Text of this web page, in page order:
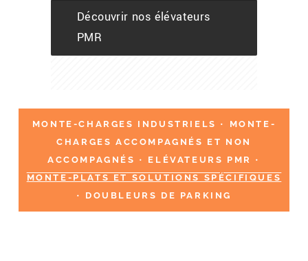
Découvrir nos élévateurs
PMR
MONTE-CHARGES INDUSTRIELS • MONTE-
CHARGES ACCOMPAGNÉS ET NON
ACCOMPAGNÉS • ELÉVATEURS PMR •
MONTE-PLATS ET SOLUTIONS SPÉCIFIQUES
• DOUBLEURS DE PARKING